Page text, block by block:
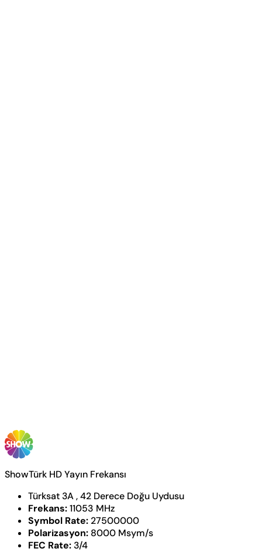
ShowTürk HD Yayın Frekansı
Türksat 3A , 42 Derece Doğu Uydusu
Frekans:11053 MHz
Symbol Rate: 27500000
Polarizasyon: 8000 Msym/s
FEC Rate: 3/4